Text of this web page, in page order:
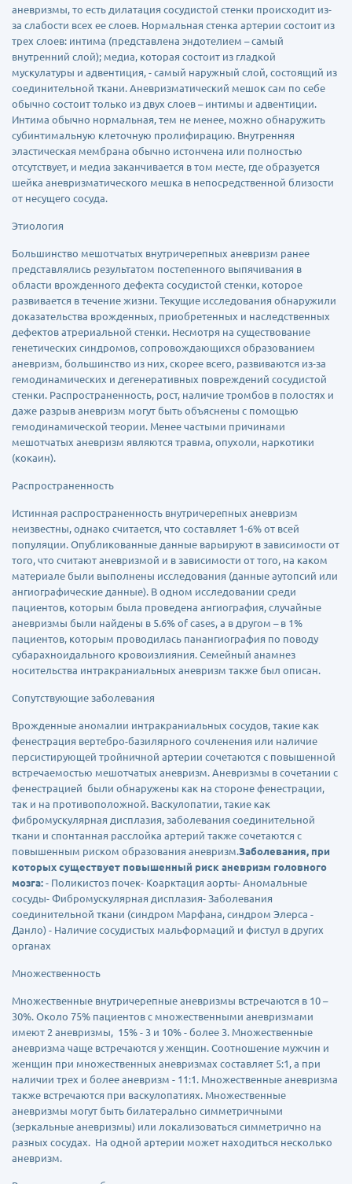
аневризмы, то есть дилатация сосудистой стенки происходит из-
за слабости всех ее слоев. Нормальная стенка артерии состоит из
трех слоев: интима (представлена эндотелием – самый
внутренний слой); медиа, которая состоит из гладкой
мускулатуры и адвентиция, - самый наружный слой, состоящий из
соединительной ткани. Аневризматический мешок сам по себе
обычно состоит только из двух слоев – интимы и адвентиции.
Интима обычно нормальная, тем не менее, можно обнаружить
субинтимальную клеточную пролифирацию. Внутренняя
эластическая мембрана обычно истончена или полностью
отсутствует, и медиа заканчивается в том месте, где образуется
шейка аневризматического мешка в непосредственной близости
от несущего сосуда.
Этиология
Большинство мешотчатых внутричерепных аневризм ранее
представлялись результатом постепенного выпячивания в
области врожденного дефекта сосудистой стенки, которое
развивается в течение жизни. Текущие исследования обнаружили
доказательства врожденных, приобретенных и наследственных
дефектов атрериальной стенки. Несмотря на существование
генетических синдромов, сопровождающихся образованием
аневризм, большинство из них, скорее всего, развиваются из-за
гемодинамических и дегенеративных повреждений сосудистой
стенки. Распространенность, рост, наличие тромбов в полостях и
даже разрыв аневризм могут быть объяснены с помощью
гемодинамической теории. Менее частыми причинами
мешотчатых аневризм являются травма, опухоли, наркотики
(кокаин).
Распространенность
Истинная распространенность внутричерепных аневризм
неизвестны, однако считается, что составляет 1-6% от всей
популяции. Опубликованные данные варьируют в зависимости от
того, что считают аневризмой и в зависимости от того, на каком
материале были выполнены исследования (данные аутопсий или
ангиографические данные). В одном исследовании среди
пациентов, которым была проведена ангиография, случайные
аневризмы были найдены в 5.6% of cases, а в другом – в 1%
пациентов, которым проводилась панангиография по поводу
субарахноидального кровоизлияния. Семейный анамнез
носительства интракраниальных аневризм также был описан.
Сопутствующие заболевания
Врожденные аномалии интракраниальных сосудов, такие как
фенестрация вертебро-базилярного сочленения или наличие
персистирующей тройничной артерии сочетаются с повышенной
встречаемостью мешотчатых аневризм. Аневризмы в сочетании с
фенестрацией были обнаружены как на стороне фенестрации,
так и на противоположной. Васкулопатии, такие как
фибромускулярная дисплазия, заболевания соединительной
ткани и спонтанная расслойка артерий также сочетаются с
повышенным риском образования аневризм.Заболевания, при
которых существует повышенный риск аневризм головного
мозга: - Поликистоз почек- Коарктация аорты- Аномальные
сосуды- Фибромускулярная дисплазия- Заболевания
соединительной ткани (синдром Марфана, синдром Элерса -
Данло) - Наличие сосудистых мальформаций и фистул в других
органах
Множественность
Множественные внутричерепные аневризмы встречаются в 10 –
30%. Около 75% пациентов с множественными аневризмами
имеют 2 аневризмы, 15% - 3 и 10% - более 3. Множественные
аневризма чаще встречаются у женщин. Соотношение мужчин и
женщин при множественных аневризмах составляет 5:1, а при
наличии трех и более аневризм - 11:1. Множественные аневризма
также встречаются при васкулопатиях. Множественные
аневризмы могут быть билатерально симметричными
(зеркальные аневризмы) или локализоваться симметрично на
разных сосудах. На одной артерии может находиться несколько
аневризм.